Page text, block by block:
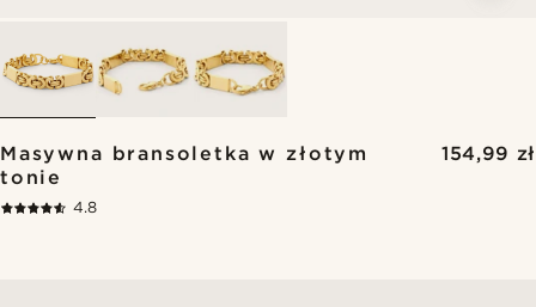
Masywna bransoletka w złotym
tonie
154,99 zł
4.8